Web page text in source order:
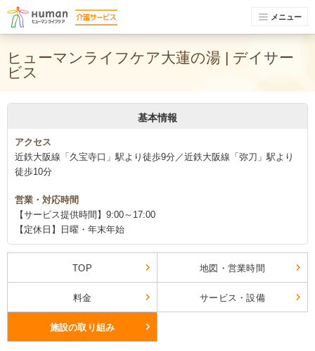
メニュー
ヒューマンライフケア大蓮の湯 | デイサー
ビス
基本情報
アクセス
近鉄大阪線「久宝寺口」駅より徒歩9分／近鉄大阪線「弥刀」駅より
徒歩10分
営業・対応時間
【サービス提供時間】9:00～17:00
【定休日】日曜・年末年始
TOP 地図・営業時間
料金 サービス・設備
施設の取り組み